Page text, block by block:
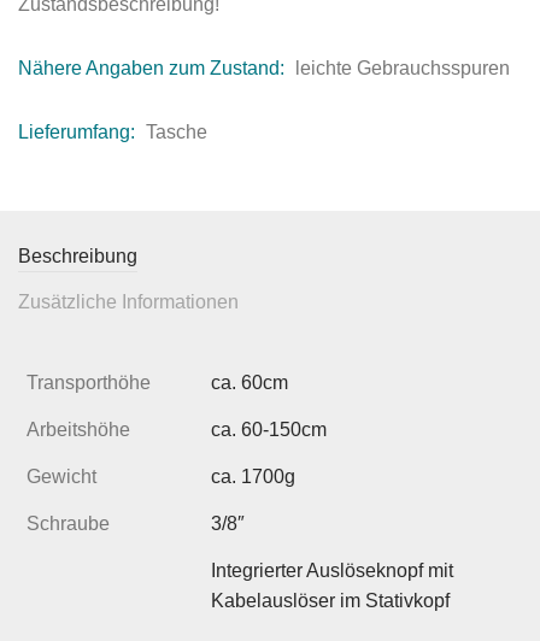
Zustandsbeschreibung!
Nähere Angaben zum Zustand: leichte Gebrauchsspuren
Lieferumfang: Tasche
Beschreibung
Zusätzliche Informationen
Transporthöhe ca. 60cm
Arbeitshöhe ca. 60-150cm
Gewicht ca. 1700g
Schraube 3/8″
Integrierter Auslöseknopf mit
Kabelauslöser im Stativkopf